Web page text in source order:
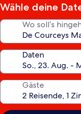
Wähle deine
Wo soll’s
Daten
Gäste